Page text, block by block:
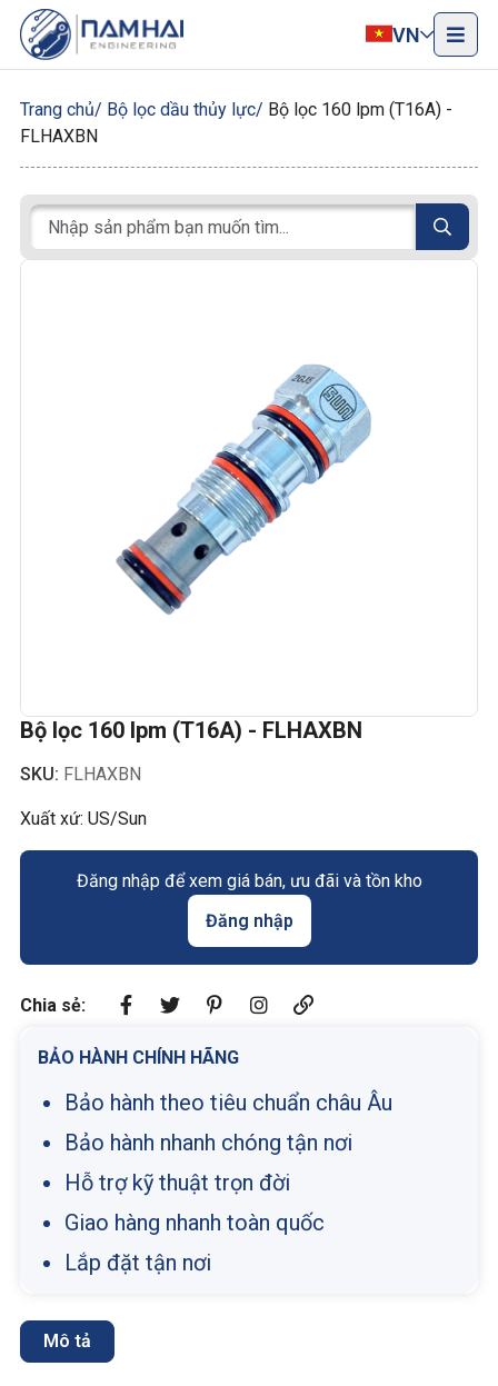
VN
Trang chủ Bộ lọc dầu thủy lực
Bộ lọc 160 lpm (T16A) -
FLHAXBN
Bộ lọc 160 lpm (T16A) - FLHAXBN
SKU: FLHAXBN
Xuất xứ: US/Sun
Đăng nhập để xem giá bán, ưu đãi và tồn kho
Đăng nhập
Chia sẻ:
BẢO HÀNH CHÍNH HÃNG
Bảo hành theo tiêu chuẩn châu Âu
Bảo hành nhanh chóng tận nơi
Hỗ trợ kỹ thuật trọn đời
Giao hàng nhanh toàn quốc
Lắp đặt tận nơi
Mô tả